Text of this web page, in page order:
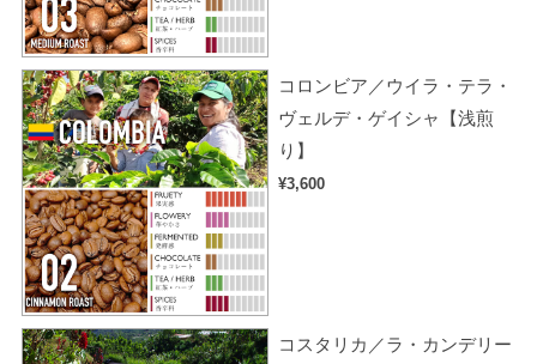
コロンビア／ウイラ・テラ・
ヴェルデ・ゲイシャ【浅煎
り】
¥3,600
コスタリカ／ラ・カンデリー